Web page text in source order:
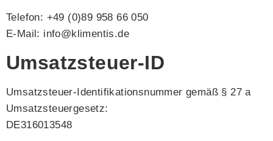
Telefon: +49 (0)89 958 66 050
E-Mail: info@klimentis.de
Umsatzsteuer-ID
Umsatzsteuer-Identifikationsnummer gemäß § 27 a
Umsatzsteuergesetz:
DE316013548